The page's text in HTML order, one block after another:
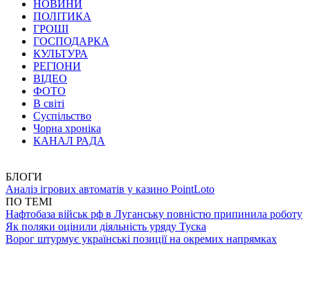
НОВИНИ
ПОЛІТИКА
ГРОШІ
ГОСПОДАРКА
КУЛЬТУРА
РЕГІОНИ
ВІДЕО
ФОТО
В світі
Суспільство
Чорна хроніка
КАНАЛ РАДА
БЛОГИ
Аналіз ігрових автоматів у казино PointLoto
ПО ТЕМІ
Нафтобаза військ рф в Луганську повністю припинила роботу
Як поляки оцінили діяльність уряду Туска
Ворог штурмує українські позиції на окремих напрямках